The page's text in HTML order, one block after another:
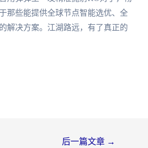
那些能提供全球节点智能选优、全
解决方案。江湖路远，有了真正的
后一篇文章 →